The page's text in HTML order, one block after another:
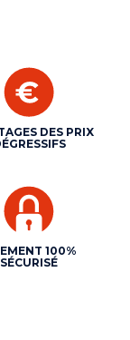
DES PRIX
100%
SÉCURISÉ